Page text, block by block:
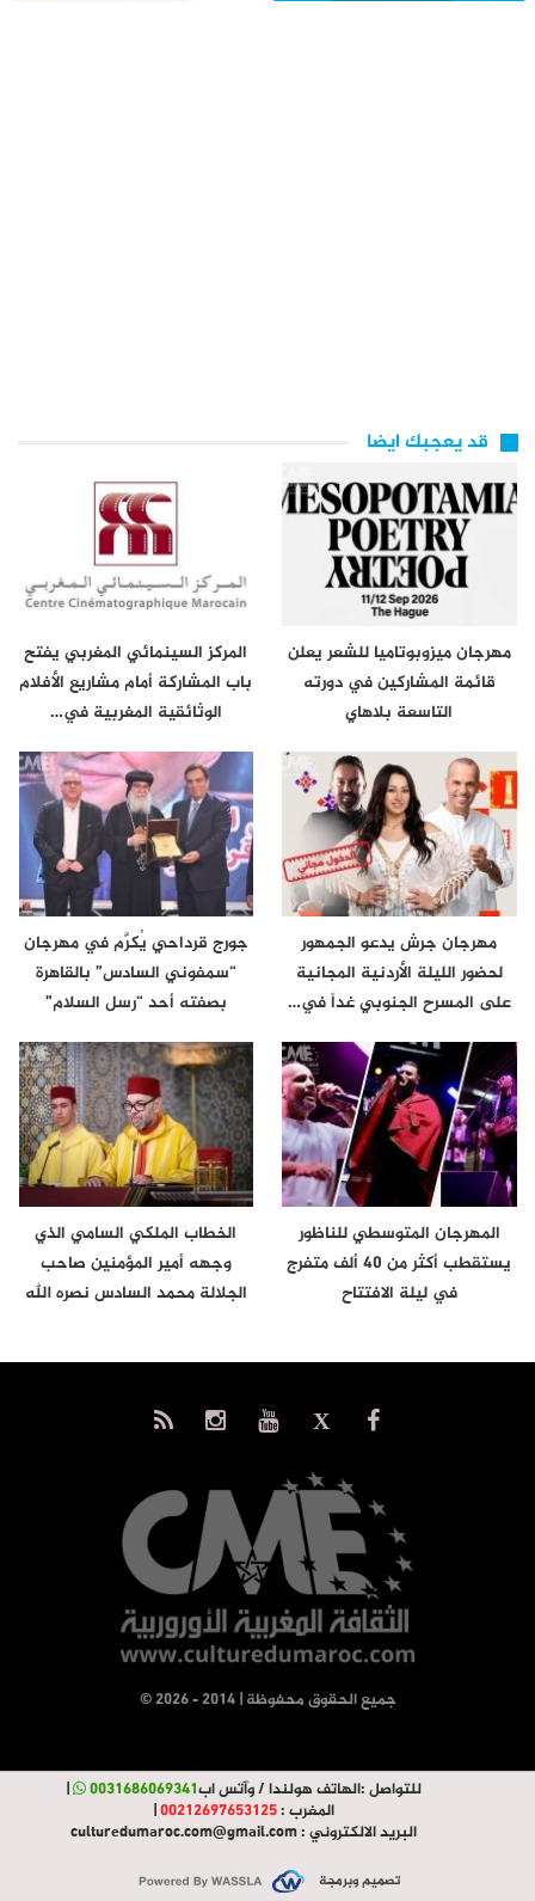
قد يعجبك ايضا
مهرجان ميزوبوتاميا للشعر يعلن
قائمة المشاركين في دورته
التاسعة بلاهاي
المركز السينمائي المغربي يفتح
باب المشاركة أمام مشاريع الأفلام
الوثائقية المغربية في…
مهرجان جرش يدعو الجمهور
لحضور الليلة الأردنية المجانية
على المسرح الجنوبي غداً في…
جورج قرداحي يُكرَّم في مهرجان
“سمفوني السادس” بالقاهرة
بصفته أحد “رسل السلام”
المهرجان المتوسطي للناظور
يستقطب أكثر من 40 ألف متفرج
في ليلة الافتتاح
الخطاب الملكي السامي الذي
وجهه أمير المؤمنين صاحب
الجلالة محمد السادس نصره الله
© جميع الحقوق محفوظة | 2014 - 2026
للتواصل :الهاتف هولندا / وآتس اب0031686069341
|
المغرب :00212697653125
|
البريد الالكتروني :culturedumaroc.com@gmail.com
تصميم وبرمجة